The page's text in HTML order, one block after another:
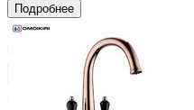
Подробнее